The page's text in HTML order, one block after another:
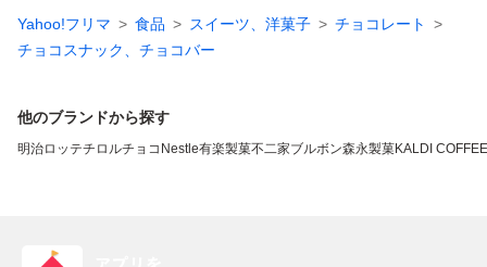
Yahoo!フリマ 食品 スイーツ、洋菓子
チョコレート
チョコスナック、チョコバー
他のブランドから探す
明治ロッテチロルチョコ Nestle有楽製菓不二家ブルボン森永製菓KALDI